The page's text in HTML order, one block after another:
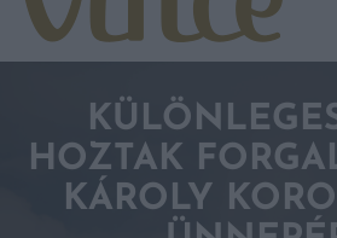
HOZTAK
KÁROLY